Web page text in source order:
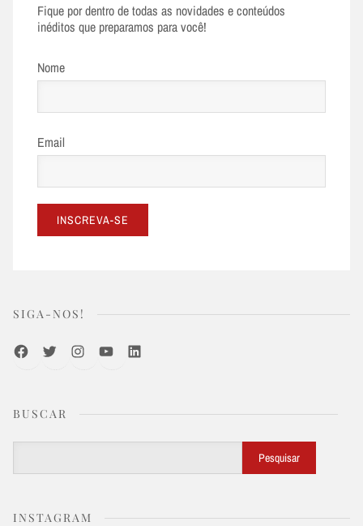
Fique por dentro de todas as novidades e conteúdos
inéditos que preparamos para você!
Nome
Email
SIGA-NOS!
FacebookTwitterInstagramYoutubeLinkedIn
BUSCAR
Pesquisar
INSTAGRAM